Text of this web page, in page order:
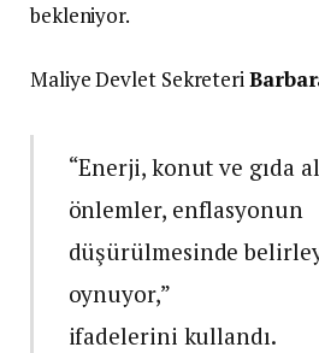
bekleniyor.
Maliye Devlet Sekreteri
“Enerji, konut ve gıda
önlemler, enflasyonun
düşürülmesinde
oynuyor,”
ifadelerini kullandı.